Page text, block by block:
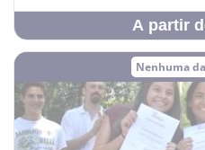
A partir
Nenhuma